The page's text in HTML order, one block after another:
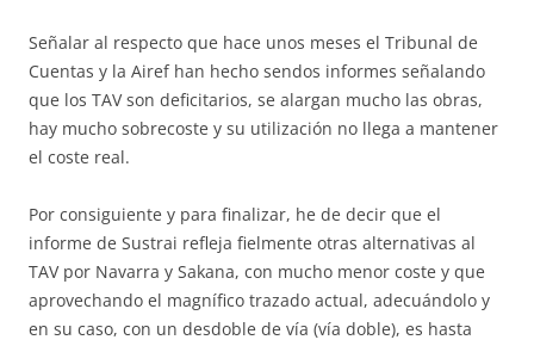
Señalar al respecto que hace unos meses el Tribunal de
Cuentas y la Airef han hecho sendos informes señalando
que los TAV son deficitarios, se alargan mucho las obras,
hay mucho sobrecoste y su utilización no llega a mantener
el coste real.
Por consiguiente y para finalizar, he de decir que el
informe de Sustrai refleja fielmente otras alternativas al
TAV por Navarra y Sakana, con mucho menor coste y que
aprovechando el magnífico trazado actual, adecuándolo y
en su caso, con un desdoble de vía (vía doble), es hasta